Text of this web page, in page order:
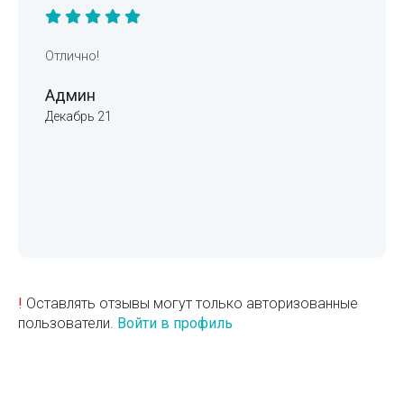
Отлично!
Админ
Декабрь 21
! Оставлять отзывы могут только авторизованные
пользователи. Войти в профиль